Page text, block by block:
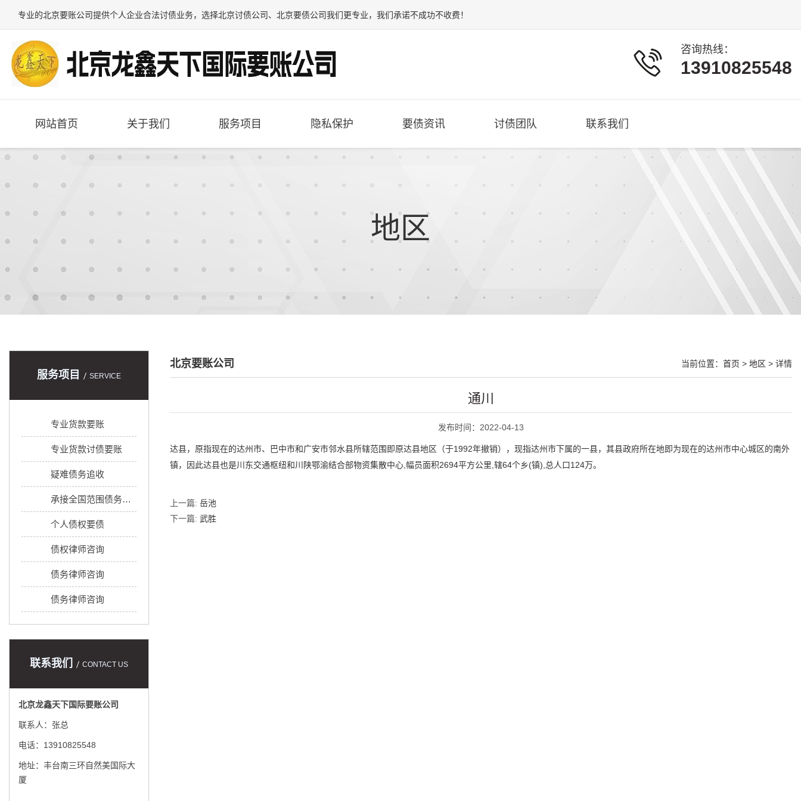
专业的北京要账公司提供个人企业合法讨债业务，选择北京讨债公司、 北京要债公司我们更专业，我们承诺不成功不收费！
咨询热线：
13910825548
网站首页 关于我们 服务项目 隐私保护 要债资讯 讨债团队 联系我们
地区
服务项目 SERVICE
专业货款要账
专业货款讨债要账
疑难债务追收
承接全国范围债务追收
个人债权要债
债权律师咨询
债务律师咨询
债务律师咨询
联系我们 CONTACT US
北京龙鑫天下国际要账公司
联系人：张总
电话：13910825548
地址：丰台南三环自然美国际大
厦
北京要账公司 当前位置： 首页 > 地区 > 详情
通川
发布时间：2022-04-13
达县，原指现在的达州市、巴中市和广安市邻水县所辖范围即原达县地区（于1992年撤销），现指达州市下属的一县，其县政府所在地即为现在的达州市中心城区的南外
镇，因此达县也是川东交通枢纽和川陕鄂渝结合部物资集散中心,幅员面积2694平方公里,辖64个乡(镇),总人口124万。
上一篇: 岳池
下一篇: 武胜